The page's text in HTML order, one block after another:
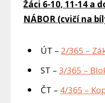
Žáci 6-10, 11-14 a
NÁBOR (cvičí na
ÚT – 2/365 –
ST –3/365 –
ČT – 4/365 –